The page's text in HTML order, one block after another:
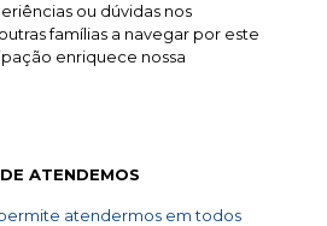
ou dúvidas nos
famílias a navegar por este
enriquece nossa
ATENDEMOS
atendermos em todos